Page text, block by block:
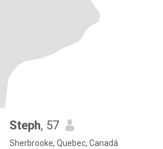
Steph, 57
Sherbrooke, Quebec, Canadá